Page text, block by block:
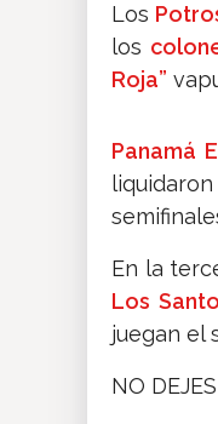
Los
los
Roja”
Panamá
En la
Los
juegan el
NO